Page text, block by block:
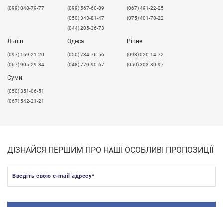
(099) 048-79-77
(099) 567-60-89
(050) 343-81-47
(044) 205-36-73
(067) 491-22-25
(075) 401-78-22
Львів
​(097) 169-21-20
(067) 905-29-84
Одеса
(050) 734-76-56
(048) 770-90-67
Рівне
(098) 020-14-72
(050) 303-80-97
Суми
(050) 351-06-51
(067) 542-21-21
ДІЗНАЙСЯ ПЕРШИМ ПРО НАШІ ОСОБЛИВІ ПРОПОЗИЦІЇ
Введіть свою e-mail адресу*